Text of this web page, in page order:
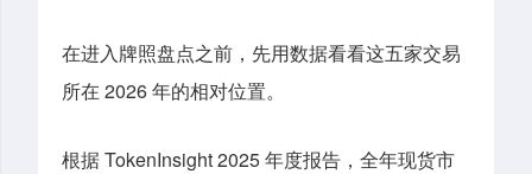
在进入牌照盘点之前，先用数据看看这五家交易
所在 2026 年的相对位置。
根据 TokenInsight 2025 年度报告，全年现货市